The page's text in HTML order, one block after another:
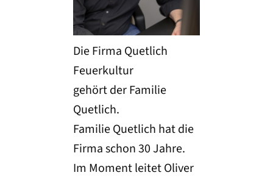
Die Firma Quetlich
Feuerkultur
gehört der Familie
Quetlich.
Familie Quetlich hat die
Firma schon 30 Jahre.
Im Moment leitet Oliver